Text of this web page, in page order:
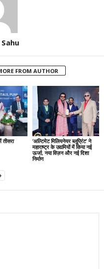
FROM AUTHOR
तीसरा
‘अल्टिमेट मिलियनेयर ब्लूप्रिंट’ ने
महाराष्ट्र के उद्यमियों में किया नई
ऊर्जा, नया विज़न और नई दिशा
निर्माण